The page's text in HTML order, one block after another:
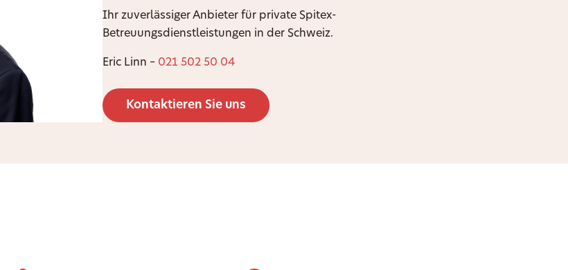
Ihr zuverlässiger Anbieter für private Spitex-
Betreuungsdienstleistungen in der Schweiz.
Eric Linn – 021 502 50 04
Kontaktieren Sie uns